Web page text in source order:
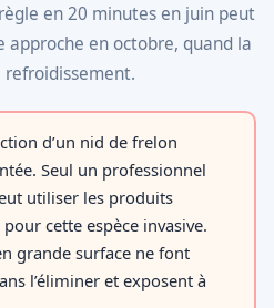
en 20 minutes en juin peut
en octobre, quand la
refroidissement.
d’un nid de frelon
Seul un professionnel
utiliser les produits
cette espèce invasive.
grande surface ne font
l’éliminer et exposent à